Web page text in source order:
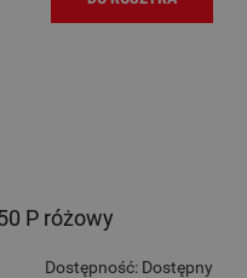
P różowy
Dostępność: Dostępny